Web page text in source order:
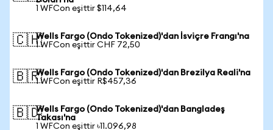
1 WFCon eşittir $114,64
🇨🇭Wells Fargo (Ondo Tokenized)'dan İsviçre Frangı'na
1 WFCon eşittir CHF 72,50
🇧🇷Wells Fargo (Ondo Tokenized)'dan Brezilya Reali'na
1 WFCon eşittir R$457,36
🇧🇩Wells Fargo (Ondo Tokenized)'dan Bangladeş
Takası'na
1 WFCon eşittir ৳11.096,98